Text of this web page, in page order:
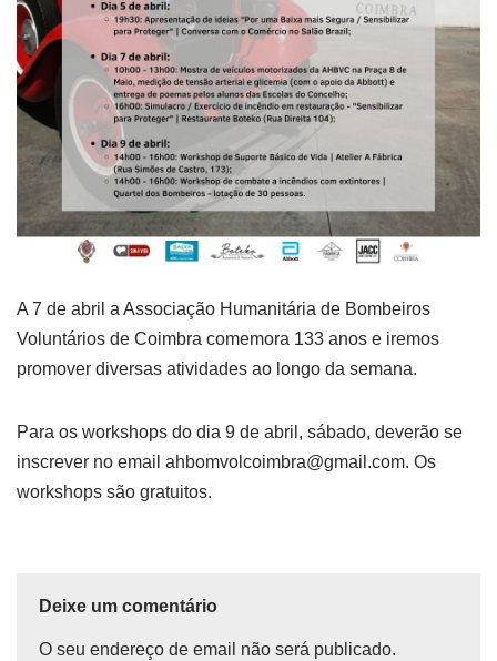
A 7 de abril a Associação Humanitária de Bombeiros
Voluntários de Coimbra comemora 133 anos e iremos
promover diversas atividades ao longo da semana.
Para os workshops do dia 9 de abril, sábado, deverão se
inscrever no email ahbomvolcoimbra@gmail.com. Os
workshops são gratuitos.
Deixe um comentário
O seu endereço de email não será publicado.